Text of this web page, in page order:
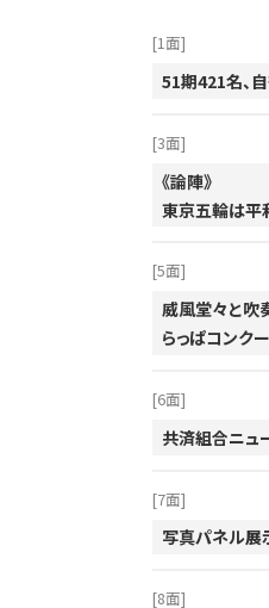
[1面]
51期421名、
[3面]
《論陣》
東京五輪は平
[5面]
威風堂々と吹
らっぱコンク
[6面]
共済組合ニュ
[7面]
写真パネル展
[8面]